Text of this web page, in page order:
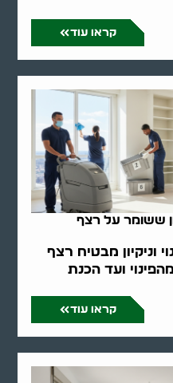
קראו עוד
ששומר על רצף
וניקיון מבטיח רצף
ועד הכנת
קראו עוד